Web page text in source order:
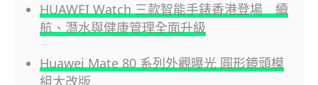
HUAWEI Watch 三款智能手錶香港登場 續
航、潛水與健康管理全面升級
Huawei Mate 80 系列外觀曝光 圓形鏡頭模